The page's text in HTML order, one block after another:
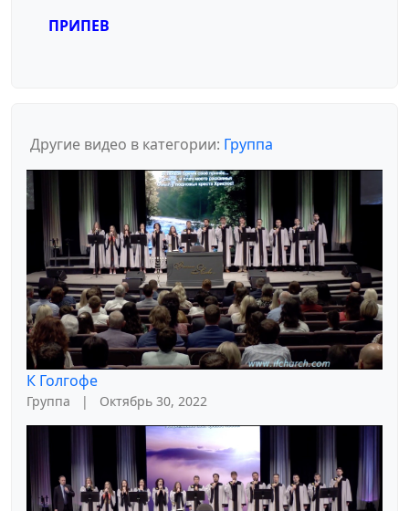
ПРИПЕВ
Другие видео в категории: Группа
К Голгофе
Группа | Октябрь 30, 2022